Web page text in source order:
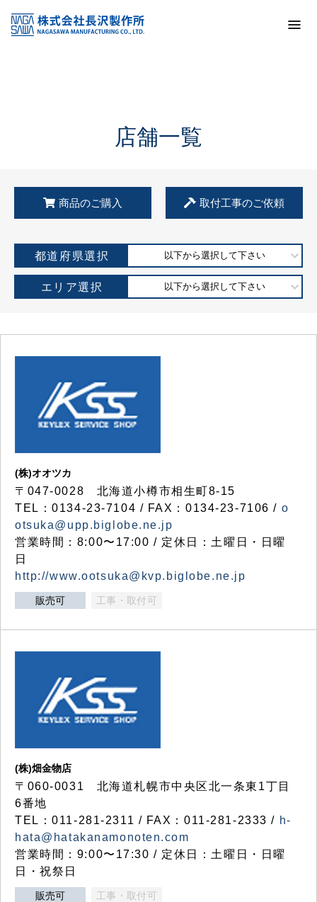
KSS加盟店・取扱店情報
店舗一覧
店舗一覧
商品のご購入 取付工事のご依頼
都道府県選択 以下から選択して下さい
エリア選択 以下から選択して下さい
(株)オオツカ
〒047-0028 北海道小樽市相生町8-15
TEL：0134-23-7104 / FAX：0134-23-7106 / o
otsuka@upp.biglobe.ne.jp
営業時間：8:00〜17:00 / 定休日：土曜日・日曜
日
http://www.ootsuka@kvp.biglobe.ne.jp
販売可 工事・取付可
(株)畑金物店
〒060-0031 北海道札幌市中央区北一条東1丁目
6番地
TEL：011-281-2311 / FAX：011-281-2333 / h-
hata@hatakanamonoten.com
営業時間：9:00〜17:30 / 定休日：土曜日・日曜
日・祝祭日
販売可 工事・取付可